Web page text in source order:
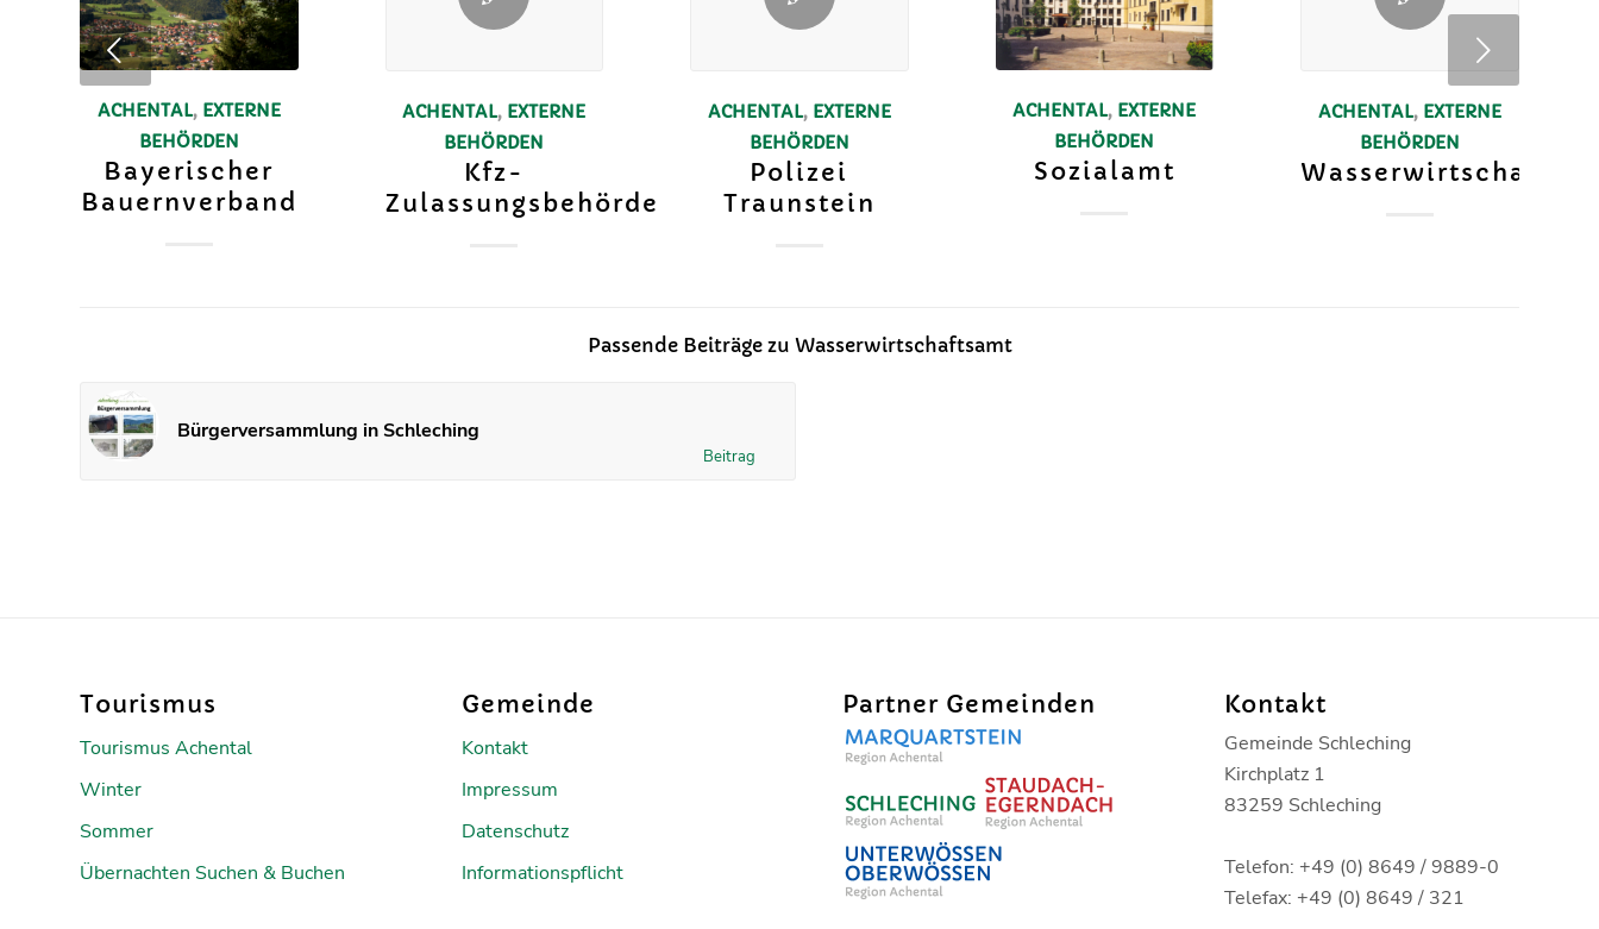
ACHENTAL, EXTERNE
BEHÖRDEN
Bayerischer
Bauernverband
ACHENTAL, EXTERNE
BEHÖRDEN
Kfz-
Zulassungsbehörde
ACHENTAL, EXTERNE
BEHÖRDEN
Polizei
Traunstein
ACHENTAL, EXTERNE
BEHÖRDEN
Sozialamt
ACHENTAL, EXTERNE
BEHÖRDEN
Passende Beiträge zu Wasserwirtschaftsamt
Bürgerversammlung in Schleching
Beitrag
Tourismus
Tourismus Achental
Winter
Sommer
Übernachten Suchen & Buchen
Gemeinde
Kontakt
Impressum
Datenschutz
Informationspflicht
Partner Gemeinden Kontakt
Gemeinde Schleching
Kirchplatz 1
83259 Schleching
Telefon: +49 (0) 8649 / 9889-0
Telefax: +49 (0) 8649 / 321